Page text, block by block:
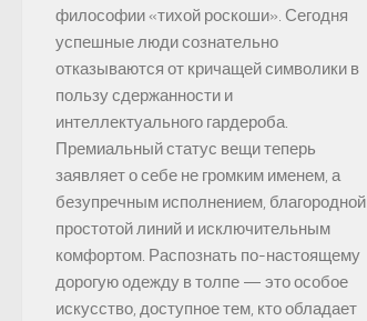
философии «тихой роскоши». Сегодня
успешные люди сознательно
отказываются от кричащей символики в
пользу сдержанности и
интеллектуального гардероба.
Премиальный статус вещи теперь
заявляет о себе не громким именем, а
безупречным исполнением, благородной
простотой линий и исключительным
комфортом. Распознать по-настоящему
дорогую одежду в толпе — это особое
искусство, доступное тем, кто обладает